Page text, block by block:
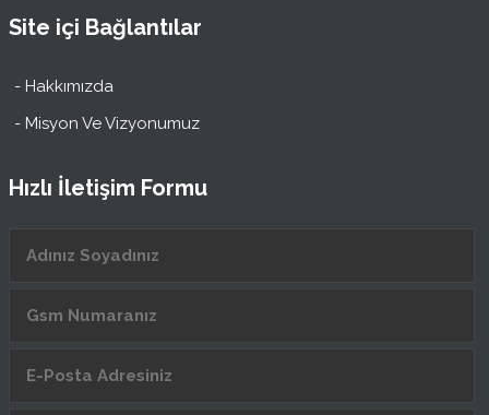
Site içi Bağlantılar
- Hakkımızda
- Misyon Ve Vizyonumuz
Hızlı İletişim Formu